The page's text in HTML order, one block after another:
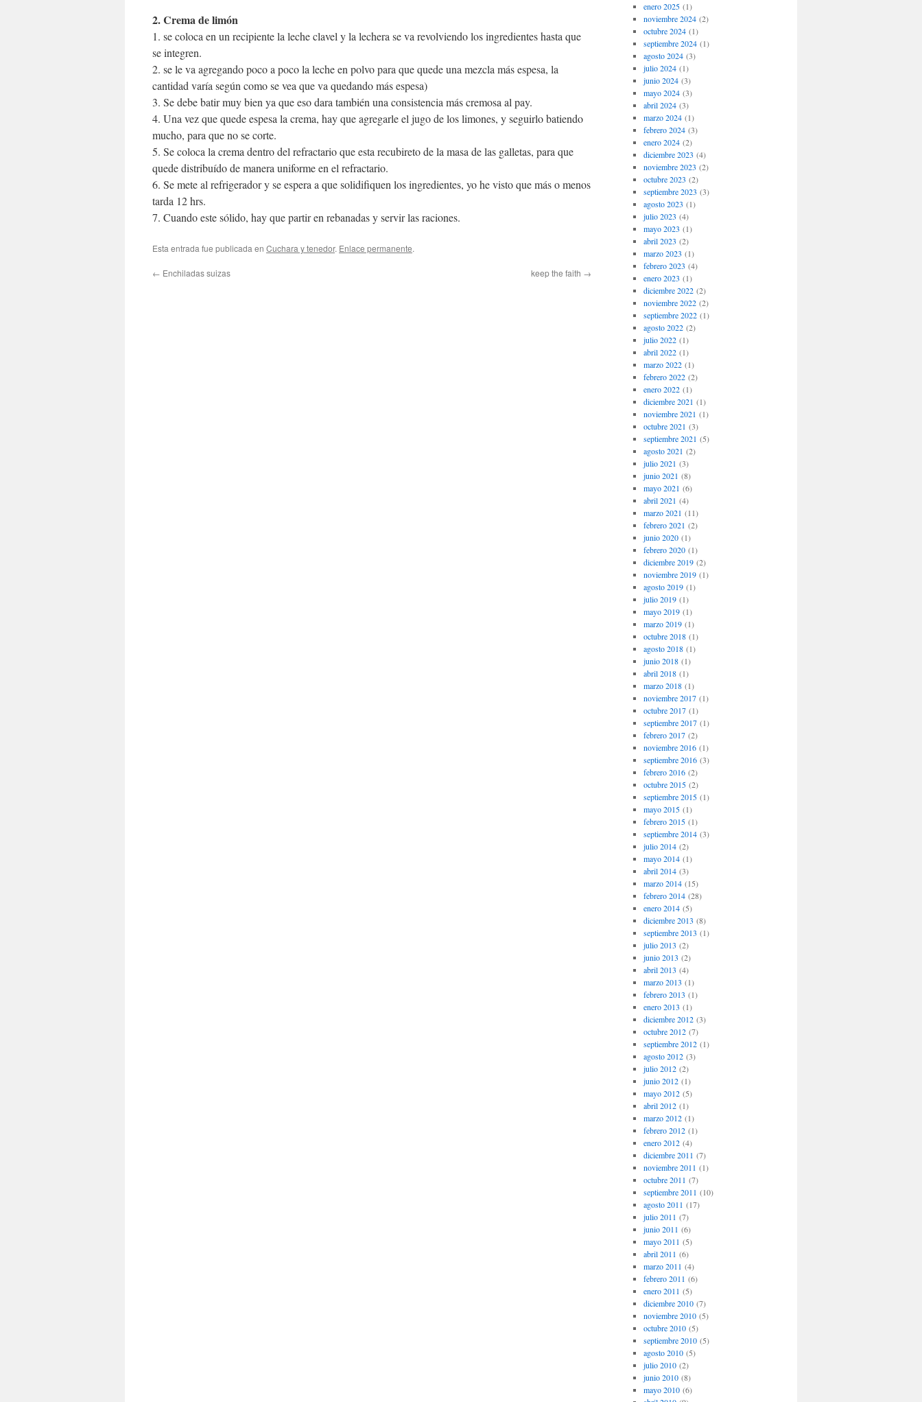
2. Crema de limón
1. se coloca en un recipiente la leche clavel y la lechera se va revolviendo los ingredientes hasta que
se integren.
2. se le va agregando poco a poco la leche en polvo para que quede una mezcla más espesa, la
cantidad varía según como se vea que va quedando más espesa)
3. Se debe batir muy bien ya que eso dara también una consistencia más cremosa al pay.
4. Una vez que quede espesa la crema, hay que agregarle el jugo de los limones, y seguirlo batiendo
mucho, para que no se corte.
5. Se coloca la crema dentro del refractario que esta recubireto de la masa de las galletas, para que
quede distribuído de manera uniforme en el refractario.
6. Se mete al refrigerador y se espera a que solidifiquen los ingredientes, yo he visto que más o menos
tarda 12 hrs.
7. Cuando este sólido, hay que partir en rebanadas y servir las raciones.
Esta entrada fue publicada en Cuchara y tenedor. Enlace permanente.
← Enchiladas suizas keep the faith →
enero 2025(1)
noviembre 2024(2)
octubre 2024(1)
septiembre 2024(1)
agosto 2024(3)
julio 2024(1)
junio 2024(3)
mayo 2024(3)
abril 2024(3)
marzo 2024(1)
febrero 2024(3)
enero 2024(2)
diciembre 2023 (4)
noviembre 2023 (2)
octubre 2023 (2)
septiembre 2023 (3)
agosto 2023 (1)
julio 2023 (4)
mayo 2023 (1)
abril 2023 (2)
marzo 2023 (1)
febrero 2023 (4)
enero 2023 (1)
diciembre 2022(2)
noviembre 2022(2)
septiembre 2022(1)
agosto 2022(2)
julio 2022(1)
abril 2022(1)
marzo 2022(1)
febrero 2022(2)
enero 2022(1)
diciembre 2021 (1)
noviembre 2021 (1)
octubre 2021 (3)
septiembre 2021 (5)
agosto 2021 (2)
julio 2021 (3)
junio 2021 (8)
mayo 2021 (6)
abril 2021 (4)
marzo 2021 (11)
febrero 2021 (2)
junio 2020(1)
febrero 2020(1)
diciembre 2019(2)
noviembre 2019(1)
agosto 2019(1)
julio 2019(1)
mayo 2019(1)
marzo 2019(1)
octubre 2018(1)
agosto 2018(1)
junio 2018(1)
abril 2018(1)
marzo 2018(1)
noviembre 2017(1)
octubre 2017(1)
septiembre 2017(1)
febrero 2017(2)
noviembre 2016(1)
septiembre 2016(3)
febrero 2016(2)
octubre 2015(2)
septiembre 2015(1)
mayo 2015(1)
febrero 2015(1)
septiembre 2014(3)
julio 2014(2)
mayo 2014(1)
abril 2014(3)
marzo 2014(15)
febrero 2014(28)
enero 2014(5)
diciembre 2013 (8)
septiembre 2013 (1)
julio 2013 (2)
junio 2013 (2)
abril 2013 (4)
marzo 2013 (1)
febrero 2013 (1)
enero 2013 (1)
diciembre 2012(3)
octubre 2012(7)
septiembre 2012(1)
agosto 2012(3)
julio 2012(2)
junio 2012(1)
mayo 2012(5)
abril 2012(1)
marzo 2012(1)
febrero 2012(1)
enero 2012(4)
diciembre 2011 (7)
noviembre 2011 (1)
octubre 2011 (7)
septiembre 2011 (10)
agosto 2011 (17)
julio 2011 (7)
junio 2011 (6)
mayo 2011 (5)
abril 2011 (6)
marzo 2011 (4)
febrero 2011 (6)
enero 2011 (5)
diciembre 2010(7)
noviembre 2010(5)
octubre 2010(5)
septiembre 2010(5)
agosto 2010(5)
julio 2010(2)
junio 2010(8)
mayo 2010(6)